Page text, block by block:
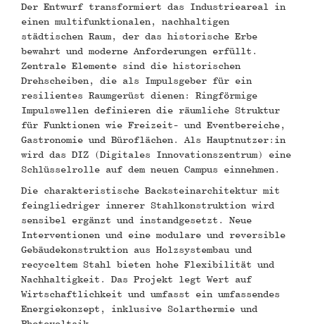
Der Entwurf transformiert das Industrieareal in
einen multifunktionalen, nachhaltigen
städtischen Raum, der das historische Erbe
bewahrt und moderne Anforderungen erfüllt.
Zentrale Elemente sind die historischen
Drehscheiben, die als Impulsgeber für ein
resilientes Raumgerüst dienen: Ringförmige
Impulswellen definieren die räumliche Struktur
für Funktionen wie Freizeit- und Eventbereiche,
Gastronomie und Büroflächen. Als Hauptnutzer:in
wird das DIZ (Digitales Innovationszentrum) eine
Schlüsselrolle auf dem neuen Campus einnehmen.
Die charakteristische Backsteinarchitektur mit
feingliedriger innerer Stahlkonstruktion wird
sensibel ergänzt und instandgesetzt. Neue
Interventionen und eine modulare und reversible
Gebäudekonstruktion aus Holzsystembau und
recyceltem Stahl bieten hohe Flexibilität und
Nachhaltigkeit. Das Projekt legt Wert auf
Wirtschaftlichkeit und umfasst ein umfassendes
Energiekonzept, inklusive Solarthermie und